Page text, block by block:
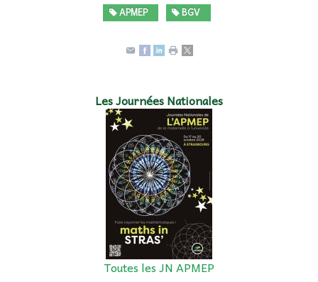
APMEP BGV
Les Journées Nationales
Toutes les JN APMEP